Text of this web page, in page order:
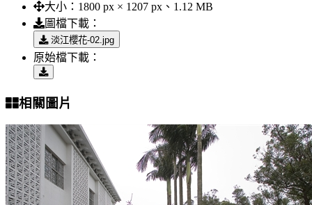
大小： 1800 px × 1207 px、1.12 MB
圖檔下載：
淡江櫻花-02.jpg
原始檔下載：
相關圖片